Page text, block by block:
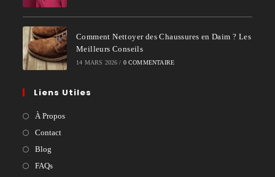
Comment Nettoyer des Chaussures en Daim ? Les
Meilleurs Conseils
14 MARS 2026 / 0 COMMENTAIRE
Liens Utiles
À Propos
Contact
Blog
FAQs